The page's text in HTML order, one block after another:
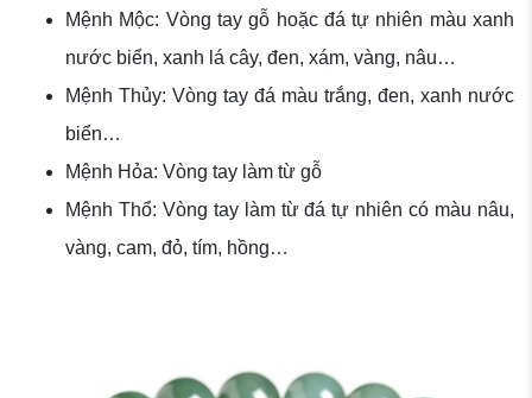
Mệnh Mộc: Vòng tay gỗ hoặc đá tự nhiên màu xanh
nước biển, xanh lá cây, đen, xám, vàng, nâu…
Mệnh Thủy: Vòng tay đá màu trắng, đen, xanh nước
biển…
Mệnh Hỏa: Vòng tay làm từ gỗ
Mệnh Thổ: Vòng tay làm từ đá tự nhiên có màu nâu,
vàng, cam, đỏ, tím, hồng…